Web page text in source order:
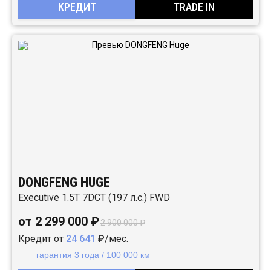
КРЕДИТ TRADE IN
DONGFENG HUGE
Executive 1.5T 7DCT (197 л.с.) FWD
от 2 299 000 ₽2 900 000 ₽
Кредит от 24 641 ₽/мес.
гарантия 3 года / 100 000 км